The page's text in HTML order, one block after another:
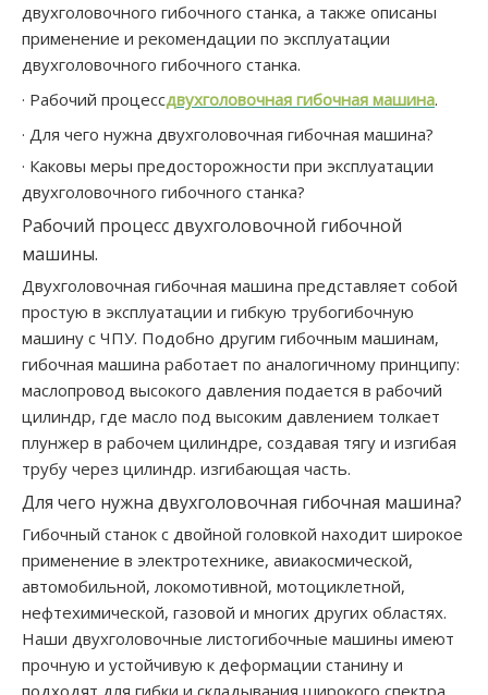
двухголовочного гибочного станка, а также описаны
применение и рекомендации по эксплуатации
двухголовочного гибочного станка.
· Рабочий процессдвухголовочная гибочная машина.
· Для чего нужна двухголовочная гибочная машина?
· Каковы меры предосторожности при эксплуатации
двухголовочного гибочного станка?
Рабочий процесс двухголовочной гибочной
машины.
Двухголовочная гибочная машина представляет собой
простую в эксплуатации и гибкую трубогибочную
машину с ЧПУ. Подобно другим гибочным машинам,
гибочная машина работает по аналогичному принципу:
маслопровод высокого давления подается в рабочий
цилиндр, где масло под высоким давлением толкает
плунжер в рабочем цилиндре, создавая тягу и изгибая
трубу через цилиндр. изгибающая часть.
Для чего нужна двухголовочная гибочная машина?
Гибочный станок с двойной головкой находит широкое
применение в электротехнике, авиакосмической,
автомобильной, локомотивной, мотоциклетной,
нефтехимической, газовой и многих других областях.
Наши двухголовочные листогибочные машины имеют
прочную и устойчивую к деформации станину и
подходят для гибки и складывания широкого спектра